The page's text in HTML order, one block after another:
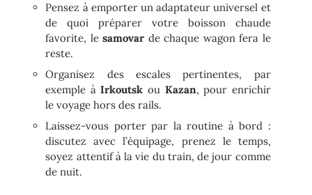
Pensez à emporter un adaptateur universel et
de quoi préparer votre boisson chaude
favorite, lesamovar de chaque wagon fera le
reste.
Organisez des escales pertinentes, par
exemple àIrkoutsk ou Kazan, pour enrichir
le voyage hors des rails.
Laissez-vous porter par la routine à bord :
discutez avec l’équipage, prenez le temps,
soyez attentif à la vie du train, de jour comme
de nuit.